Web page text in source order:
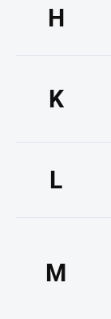
H
K
L
M